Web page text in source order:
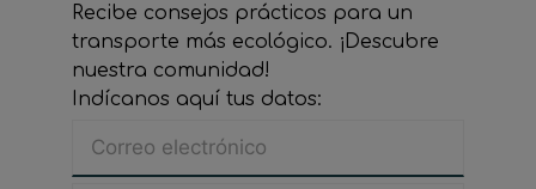
Recibe consejos prácticos para un
transporte más ecológico. ¡Descubre
nuestra comunidad!
Indícanos aquí tus datos: